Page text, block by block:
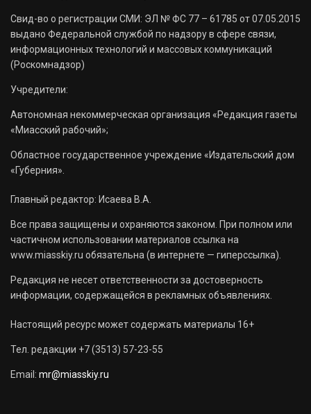
Свид-во о регистрации СМИ: ЭЛ № ФС 77 – 61785 от 07.05.2015
выдано Федеральной службой по надзору в сфере связи,
информационных технологий и массовых коммуникаций
(Роскомнадзор)
Учредители:
Автономная некоммерческая организация «Редакция газеты
«Миасский рабочий»;
Областное государственное учреждение «Издательский дом
«Губерния».
Главный редактор: Исаева В.А.
Все права защищены и охраняются законом. При полном или
частичном использовании материалов ссылка на
www.miasskiy.ru обязательна (в интернете — гиперссылка).
Редакция не несет ответственности за достоверность
информации, содержащейся в рекламных объявлениях.
Настоящий ресурс может содержать материалы 16+
Тел. редакции +7 (3513) 57-23-55
Email: mr@miasskiy.ru